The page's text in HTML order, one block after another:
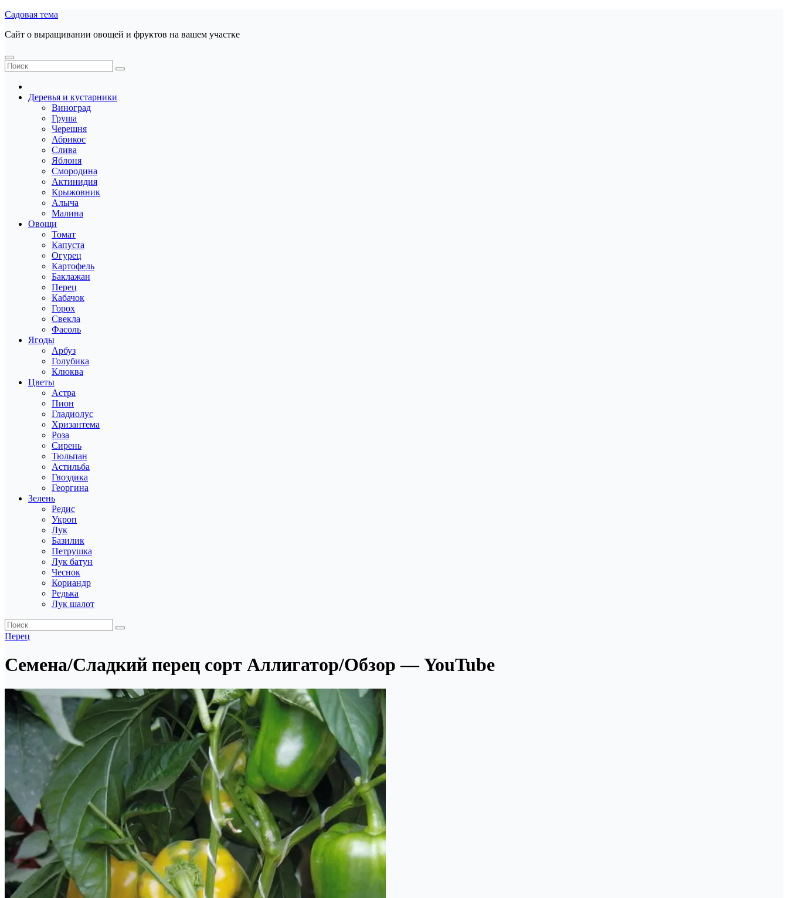
Перейти
содержанию
Садовая тема
Сайт о выращивании овощей и фруктов на вашем участке
Деревья и кустарники
Виноград
Груша
Черешня
Абрикос
Слива
Яблоня
Смородина
Актинидия
Крыжовник
Алыча
Малина
Овощи
Томат
Капуста
Огурец
Картофель
Баклажан
Перец
Кабачок
Горох
Свекла
Фасоль
Ягоды
Арбуз
Голубика
Клюква
Цветы
Астра
Пион
Гладиолус
Хризантема
Роза
Сирень
Тюльпан
Астильба
Гвоздика
Георгина
Зелень
Редис
Укроп
Лук
Базилик
Петрушка
Лук батун
Чеснок
Кориандр
Редька
Лук шалот
Перец
Семена/Сладкий перец сорт Аллигатор/Обзор — YouTube